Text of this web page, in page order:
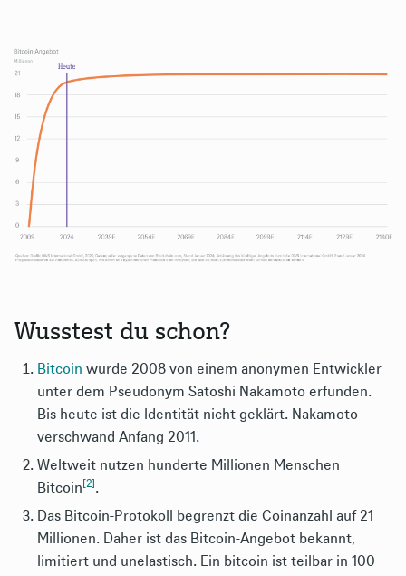
Wusstest du schon?
Bitcoin wurde 2008 von einem anonymen Entwickler
unter dem Pseudonym Satoshi Nakamoto erfunden.
Bis heute ist die Identität nicht geklärt. Nakamoto
verschwand Anfang 2011.
Weltweit nutzen hunderte Millionen Menschen
Bitcoin [2] .
Das Bitcoin-Protokoll begrenzt die Coinanzahl auf 21
Millionen. Daher ist das Bitcoin-Angebot bekannt,
limitiert und unelastisch. Ein bitcoin ist teilbar in 100